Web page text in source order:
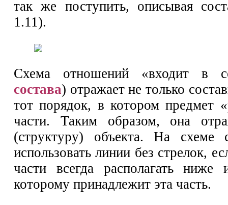
так же поступить, описывая
1.11).
Схема отношений «входит в
состава) отражает не только
тот порядок, в котором предмет
части. Таким образом, она
(структуру) объекта. На схеме
использовать линии без стрелок,
части всегда располагать ниже
которому принадлежит эта часть.